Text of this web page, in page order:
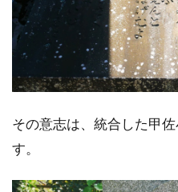
その意志は、統合した甲
す。